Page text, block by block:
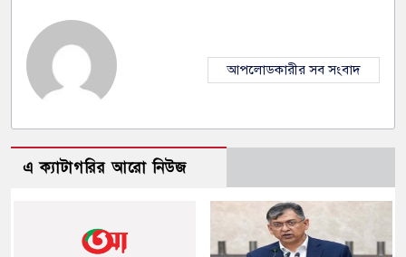
আপলোডকারীর সব সংবাদ
এ ক্যাটাগরির আরো নিউজ